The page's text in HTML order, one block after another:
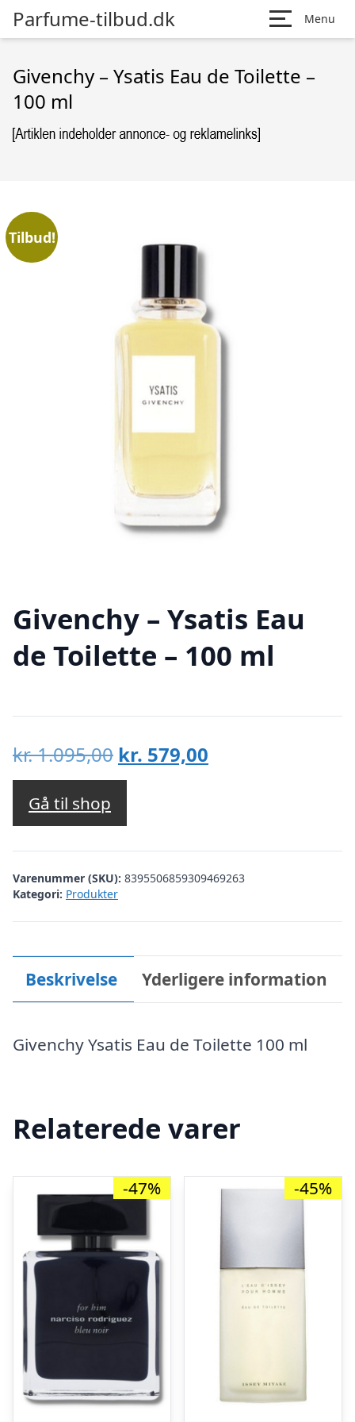
Parfume-tilbud.dk Menu
Givenchy – Ysatis Eau de Toilette –
100 ml
Tilbud!
Givenchy – Ysatis Eau
de Toilette – 100 ml
kr.1.095,00 Den
oprindelige
var:
kr. 1.095,00.
kr. 579,00
kr. 579,00.
Gå til shop
Varenummer (SKU): 8395506859309469263
Kategori: Produkter
Beskrivelse Yderligere information
Givenchy Ysatis Eau de Toilette 100 ml
Relaterede varer
-47% -45%